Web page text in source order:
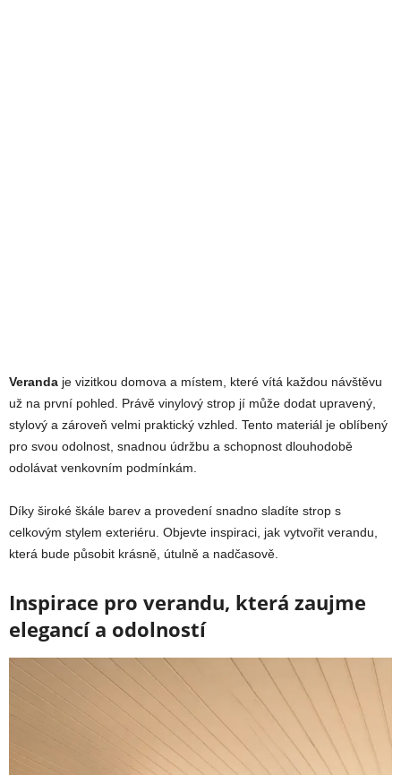
Veranda je vizitkou domova a místem, které vítá každou návštěvu
už na první pohled. Právě vinylový strop jí může dodat upravený,
stylový a zároveň velmi praktický vzhled. Tento materiál je oblíbený
pro svou odolnost, snadnou údržbu a schopnost dlouhodobě
odolávat venkovním podmínkám.
Díky široké škále barev a provedení snadno sladíte strop s
celkovým stylem exteriéru. Objevte inspiraci, jak vytvořit verandu,
která bude působit krásně, útulně a nadčasově.
Inspirace pro verandu, která zaujme
elegancí a odolností